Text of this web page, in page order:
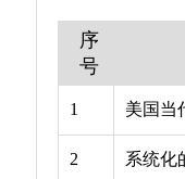
序
号
1 美国当
2 系统化